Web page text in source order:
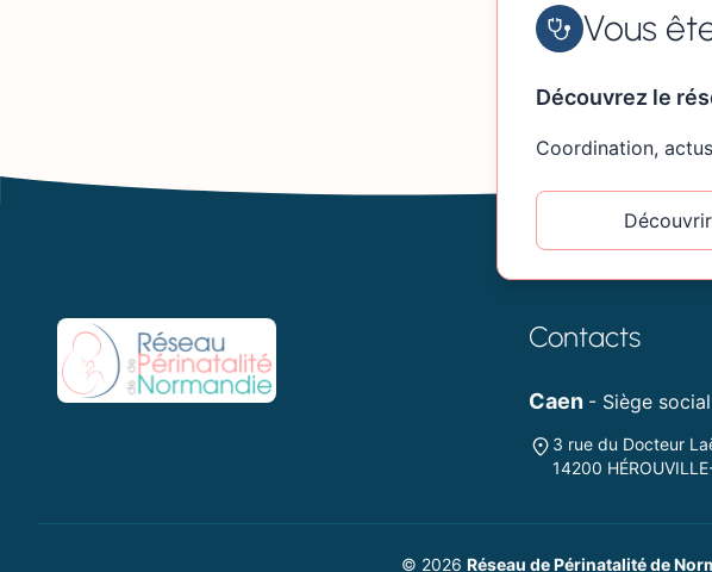
Vous
Découvrez le
Coordination,
Découvrir
Contacts
Caen - Siège social
3 rue du Docteur
14200
© 2026 Réseau de Périnatalité de